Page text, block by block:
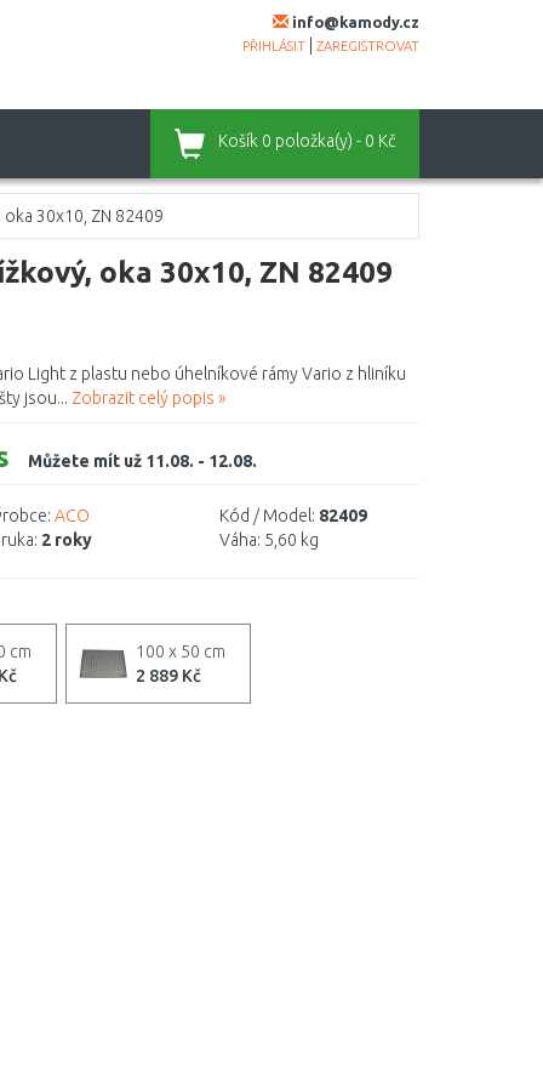
info@kamody.cz
PŘIHLÁSIT ZAREGISTROVAT
Košík 0 položka(y) - 0 Kč
oka 30x10, ZN 82409
oka 30x10, ZN 82409
Light z plastu nebo úhelníkové rámy Vario z hliníku
jsou... Zobrazit celý popis »
Můžete mít už 11.08. - 12.08.
ACO
2 roky
Kód / Model: 82409
Váha: 5,60 kg
cm
100 x 50 cm
2 889 Kč